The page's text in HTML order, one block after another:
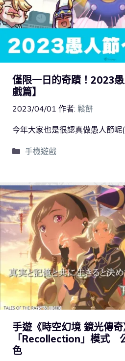
僅限一日的奇蹟！2023
戲篇】
2023/04/01 作者: 鬆餅
今年大家也是很認真做愚人節
手機遊戲
手遊《時空幻境 鏡光傳
「Recollection」模式
色